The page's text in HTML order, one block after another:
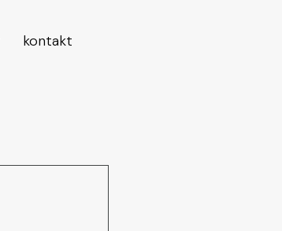
kontakt